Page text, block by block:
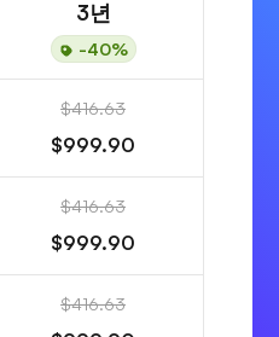
3년
-40%
$416.63
$999.90
$416.63
$999.90
$416.63